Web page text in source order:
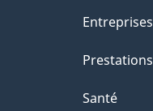
a
g
Entreprises
Prestations
Santé